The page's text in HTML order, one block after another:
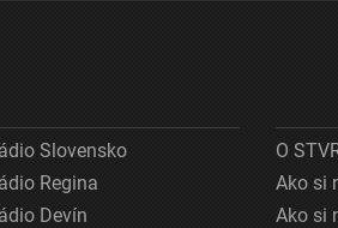
Slovensko
Regina
Devín
O
Ako si
Ako si